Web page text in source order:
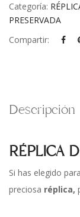
Categoría:
PRESERVADA
Compartir:
Descripción
RÉPLICA
Si has elegido
preciosa réplica,